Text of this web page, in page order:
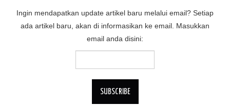
Ingin mendapatkan update artikel baru melalui email? Setiap
ada artikel baru, akan di informasikan ke email. Masukkan
email anda disini: